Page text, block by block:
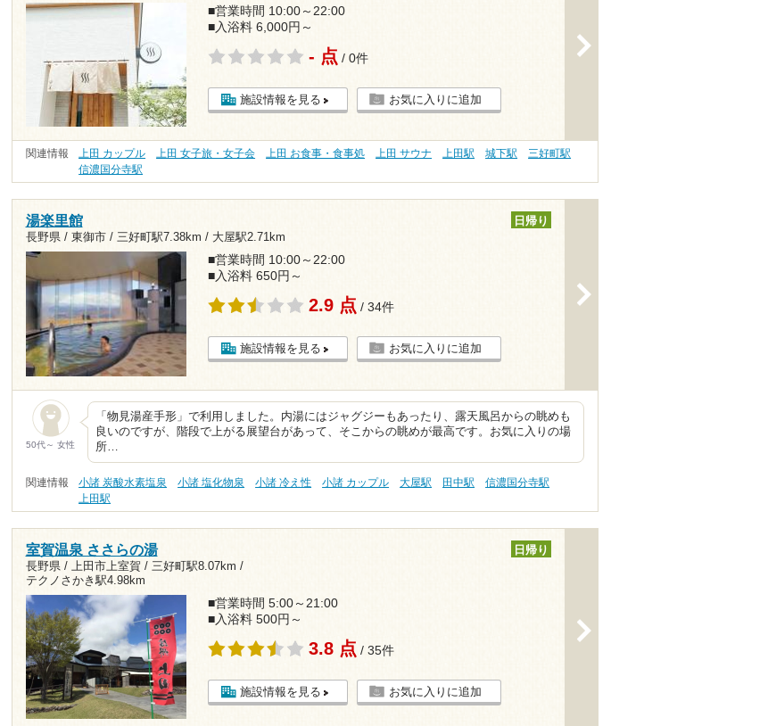
■営業時間 10:00～22:00
■入浴料 6,000円～
- 点 / 0件
施設情報を見る お気に入りに追加
関連情報 上田 カップル 上田 女子旅・女子会 上田 お食事・食事処 上田 サウナ 上田駅 城下駅
三好町駅
信濃国分寺駅
湯楽里館
長野県 / 東御市 / 三好町駅7.38km / 大屋駅2.71km
日帰り
■営業時間 10:00～22:00
■入浴料 650円～
2.9 点 / 34件
施設情報を見る お気に入りに追加
50代～ 女性
「物見湯産手形」で利用しました。内湯にはジャグジーもあったり、露天風呂からの眺めも
良いのですが、階段で上がる展望台があって、そこからの眺めが最高です。お気に入りの場
所…
関連情報 小諸 炭酸水素塩泉 小諸 塩化物泉 小諸 冷え性 小諸 カップル 大屋駅 田中駅
信濃国分寺駅
上田駅
室賀温泉 ささらの湯
長野県 / 上田市上室賀 / 三好町駅8.07km /
テクノさかき駅4.98km
日帰り
■営業時間 5:00～21:00
■入浴料 500円～
3.8 点 / 35件
施設情報を見る お気に入りに追加